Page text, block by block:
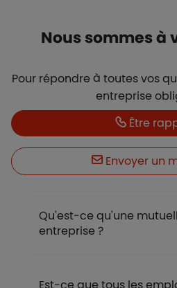
Nous sommes à
Pour répondre à toutes vos
entreprise
Boutons et liens
Être
Envoyer un
Qu'est-ce qu'une
entreprise ?